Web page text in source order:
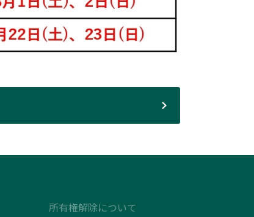
所有権解除について